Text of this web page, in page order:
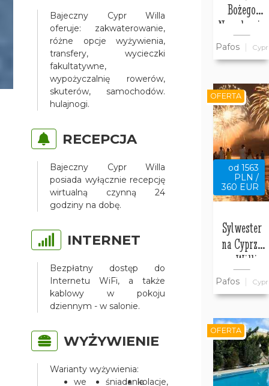
Bajeczny Cypr Willa
oferuje: zakwaterowanie,
różne opcje wyżywienia,
transfery, wycieczki
fakultatywne,
wypożyczalnię rowerów,
skuterów, samochodów.
hulajnogi.
RECEPCJA
Bajeczny Cypr Willa
posiada wyłącznie recepcję
wirtualną czynną 24
godziny na dobę.
INTERNET
Bezpłatny dostęp do
Internetu WiFi, a także
kablowy w pokoju
dziennym - w salonie.
WYŻYWIENIE
Warianty wyżywienia:
we
śniadaniakolacje,
Bożego
Narodzenia
w willi
Bajeczny
Pafos
Pafos Cypr
od 1563
PLN /
360 EUR
Sylwester
na Cyprze
w Willi
Bajeczny
Cypr
Pafos Cypr
OFERTA
OFERTA